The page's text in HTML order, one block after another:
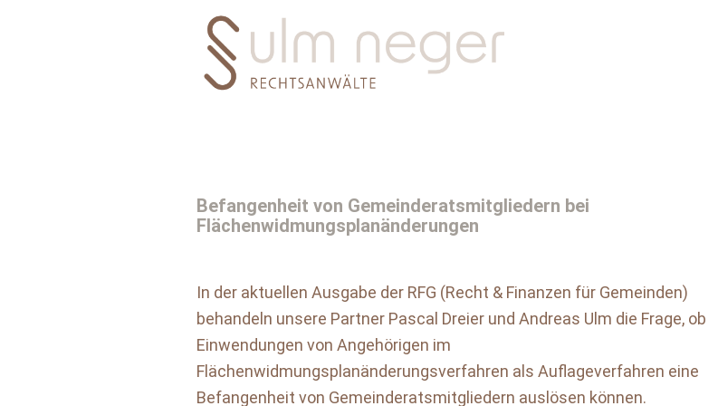
Befangenheit von Gemeinderatsmitgliedern bei
Flächenwidmungsplanänderungen
In der aktuellen Ausgabe der RFG (Recht & Finanzen für Gemeinden)
behandeln unsere Partner Pascal Dreier und Andreas Ulm die Frage, ob
Einwendungen von Angehörigen im
Flächenwidmungsplanänderungsverfahren als Auflageverfahren eine
Befangenheit von Gemeinderatsmitgliedern auslösen können.